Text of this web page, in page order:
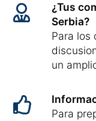
¿Tus
Serbia?
Para los
un
Para